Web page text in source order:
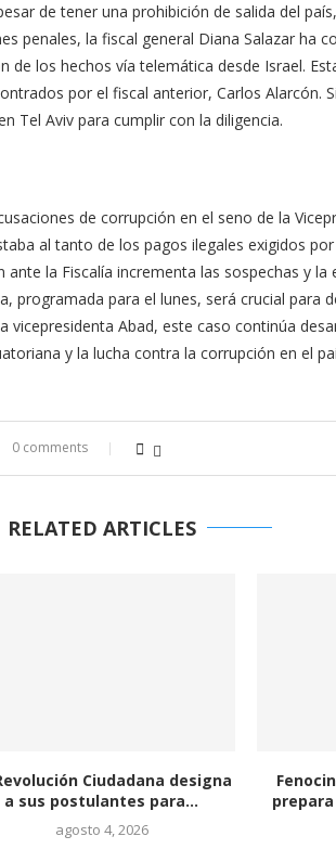
de tener una prohibición de salida del
penales, la fiscal general Diana Salazar ha
de los hechos vía telemática desde Israel.
por el fiscal anterior, Carlos Alarcón.
Tel Aviv para cumplir con la diligencia.
de corrupción en el seno de la
al tanto de los pagos ilegales exigidos
la Fiscalía incrementa las sospechas y
programada para el lunes, será crucial para
vicepresidenta Abad, este caso continúa
y la lucha contra la corrupción en el
0 comments
RELATED ARTICLES
Ciudadana designa
a sus postulantes para...
agosto 4, 2026